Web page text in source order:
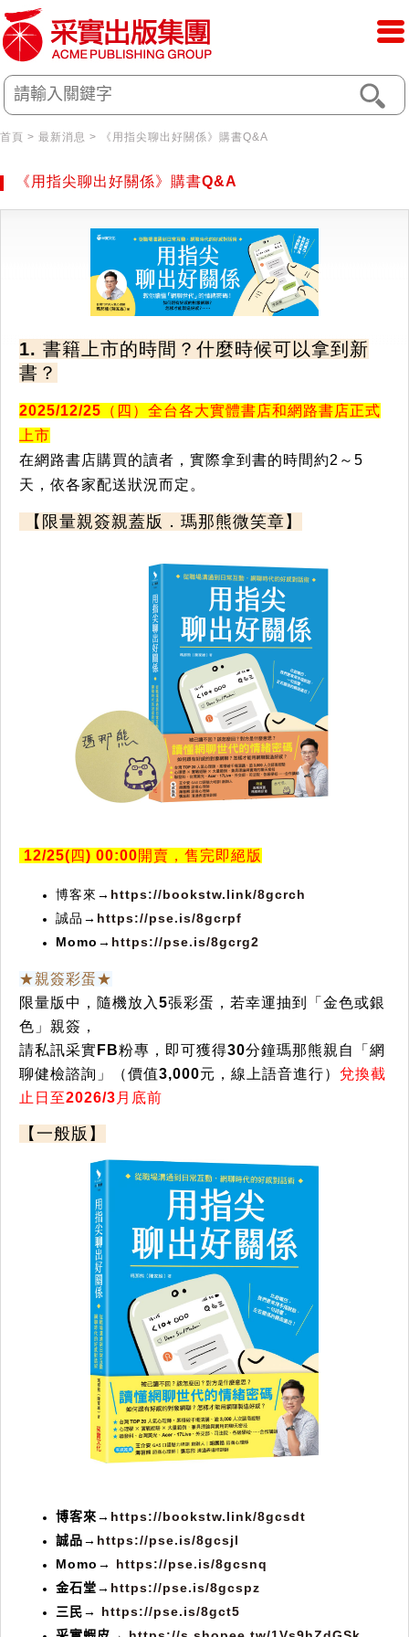
首頁 > 最新消息 > 《用指尖聊出好關係》購書Q&A
《用指尖聊出好關係》購書Q&A
1. 書籍上市的時間？什麼時候可以拿到新
書？
2025/12/25 （四）全台各大實體書店和網路書店正式
上市
在網路書店購買的讀者，實際拿到書的時間約2～5
天，依各家配送狀況而定。
【限量親簽親蓋版．瑪那熊微笑章】
12/25( 四) 00:00開賣，售完即絕版
博客來→ https://bookstw.link/8gcrch
誠品→ https://pse.is/8gcrpf
Momo→ https://pse.is/8gcrg2
★親簽彩蛋★
限量版中，隨機放入5張彩蛋，若幸運抽到「金色或銀
色」親簽，
請私訊采實FB粉專，即可獲得30分鐘瑪那熊親自「網
聊健檢諮詢」（價值3,000元，線上語音進行） 兌換截
止日至2026/3月底前
【一般版】
博客來→ https://bookstw.link/8gcsdt
誠品→ https://pse.is/8gcsjl
Momo→ https://pse.is/8gcsnq
金石堂→ https://pse.is/8gcspz
三民→ https://pse.is/8gct5